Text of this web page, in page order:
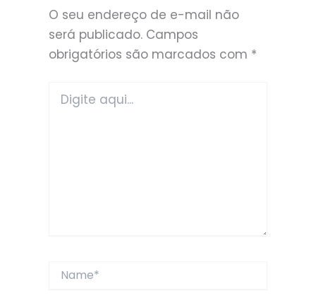
O seu endereço de e-mail não
será publicado. Campos
obrigatórios são marcados com *
aqui...